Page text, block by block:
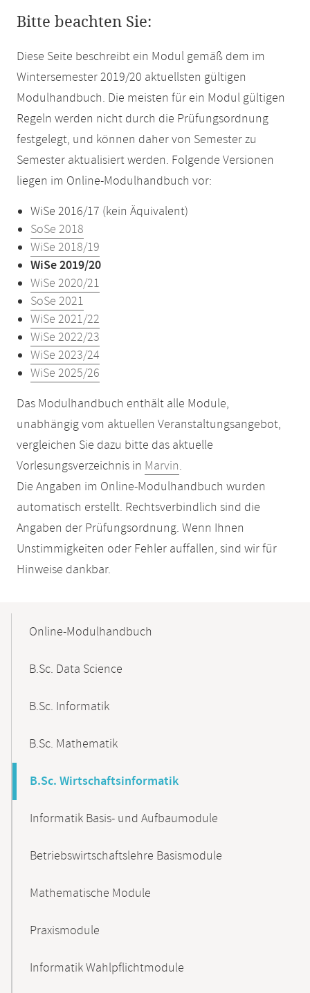
Bitte beachten Sie:
Diese Seite beschreibt ein Modul gemäß dem im
Wintersemester 2019/20 aktuellsten gültigen
Modulhandbuch. Die meisten für ein Modul gültigen
Regeln werden nicht durch die Prüfungsordnung
festgelegt, und können daher von Semester zu
Semester aktualisiert werden. Folgende Versionen
liegen im Online-Modulhandbuch vor:
WiSe 2016/17 (kein Äquivalent)
SoSe 2018
WiSe 2018/19
WiSe 2019/20
WiSe 2020/21
SoSe 2021
WiSe 2021/22
WiSe 2022/23
WiSe 2023/24
WiSe 2025/26
Das Modulhandbuch enthält alle Module,
unabhängig vom aktuellen Veranstaltungsangebot,
vergleichen Sie dazu bitte das aktuelle
Vorlesungsverzeichnis in Marvin.
Die Angaben im Online-Modulhandbuch wurden
automatisch erstellt. Rechtsverbindlich sind die
Angaben der Prüfungsordnung. Wenn Ihnen
Unstimmigkeiten oder Fehler auffallen, sind wir für
Hinweise dankbar.
NavigationOnline-Modulhandbuch
B.Sc. Data Science
B.Sc. Informatik
B.Sc. Mathematik
B.Sc. Wirtschaftsinformatik
Informatik Basis- und Aufbaumodule
Betriebswirtschaftslehre Basismodule
Mathematische Module
Praxismodule
Informatik Wahlpflichtmodule